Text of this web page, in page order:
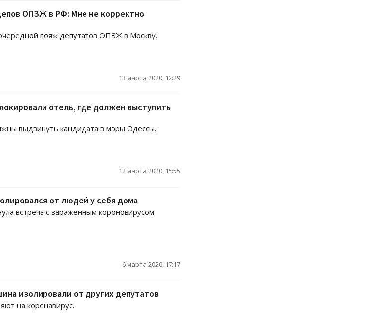
ОПЗЖ в РФ: Мне не корректно
вояж депутатов ОПЗЖ в Москву.
13 марта 2020, 12:29
отель, где должен выступить
выдвинуть кандидата в мэры Одессы.
12 марта 2020, 15:55
от людей у себя дома
встреча с зараженным короновирусом
6 марта 2020, 17:17
изолировали от других депутатов
на коронавирус.